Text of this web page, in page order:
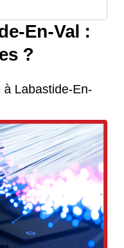
En-Val :
?
à Labastide-En-